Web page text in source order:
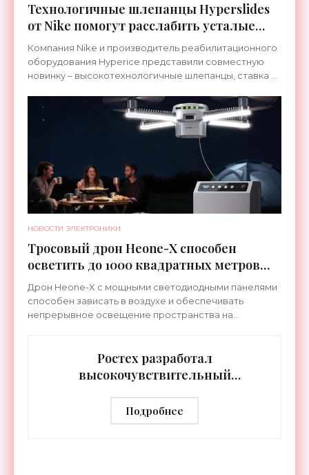
Технологичные шлепанцы Hyperslides
от Nike помогут расслабить усталые
ноги после тренировки - «Гаджеты»
Компания Nike и производитель реабилитационного
оборудования Hyperice представили совместную
новинку – высокотехнологичные шлепанцы, ставка в
НОВОСТИ ЭЛЕКТРОНИКИ
Тросовый дрон Heone-X способен
осветить до 1000 квадратных метров
земли - «Беспилотники»
Дрон Heone-X с мощными светодиодными панелями
способен зависать в воздухе и обеспечивать
непрерывное освещение пространства на
Ростех разработал
высокочувствительный
дальностью распознавания до 2 км
- «Гаджеты»
Подробнее